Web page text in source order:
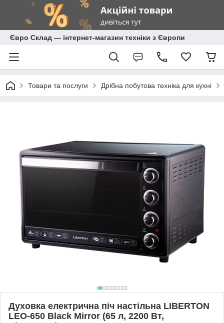
Євро Склад — інтернет-магазин техніки з Європи
Товари та послуги Дрібна побутова техніка для кухні
Духовка електрична піч настільна LIBERTON
LEO-650 Black Mirror (65 л, 2200 Вт,